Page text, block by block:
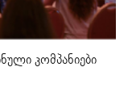
კომპანიები